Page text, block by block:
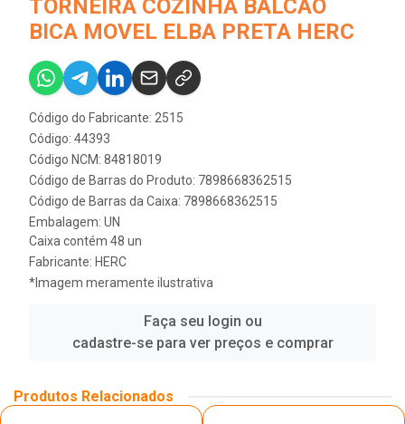
TORNEIRA COZINHA BALCAO
BICA MOVEL ELBA PRETA HERC
Código do Fabricante: 2515
Código: 44393
Código NCM: 84818019
Código de Barras do Produto: 7898668362515
Código de Barras da Caixa: 7898668362515
Embalagem: UN
Caixa contém 48 un
Fabricante: HERC
*Imagem meramente ilustrativa
Faça seu login ou
cadastre-se para ver preços e comprar
Produtos Relacionados